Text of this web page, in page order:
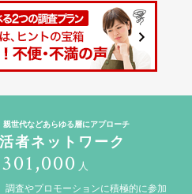
世代などあらゆる層にアプローチ
者ネットワーク
人
調査やプロモーションに積極的に参加